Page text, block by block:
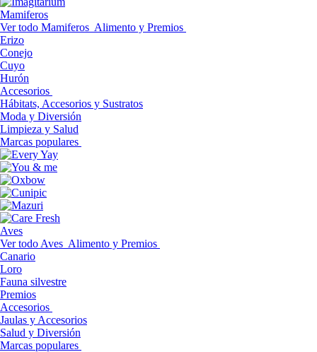
Mamiferos
Ver todo Mamiferos Alimento y Premios
Erizo
Conejo
Cuyo
Hurón
Accesorios
Hábitats, Accesorios y Sustratos
Moda y Diversión
Limpieza y Salud
Marcas populares
Aves
Ver todo Aves Alimento y Premios
Canario
Loro
Fauna silvestre
Premios
Accesorios
Jaulas y Accesorios
Salud y Diversión
Marcas populares